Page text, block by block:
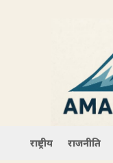
राष्ट्रीय राजनीति